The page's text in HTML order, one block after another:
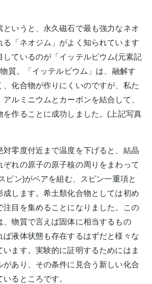
というと、永久磁石で最も強力なネオ
る「ネオジム」がよく知られています
しているのが「イッテルビウム(元素記
質。「イッテルビウム」は、融解す
、化合物が作りにくいのですが、私た
ルミニウムとカーボンを結合して、
を作ることに成功しました。(上記写真
対零度付近まで温度を下げると、結晶
ぞれの原子の原子核の周りをまわって
ピン)がペアを組む、スピン一重項と
成します。希土類化合物としては初め
注目を集めることになりました。この
、物質で言えば固体に相当するもの
ば液体状態も存在するはずだと様々な
います。実験的に証明するためにはま
があり、その条件に見合う新しい化合
るところです。